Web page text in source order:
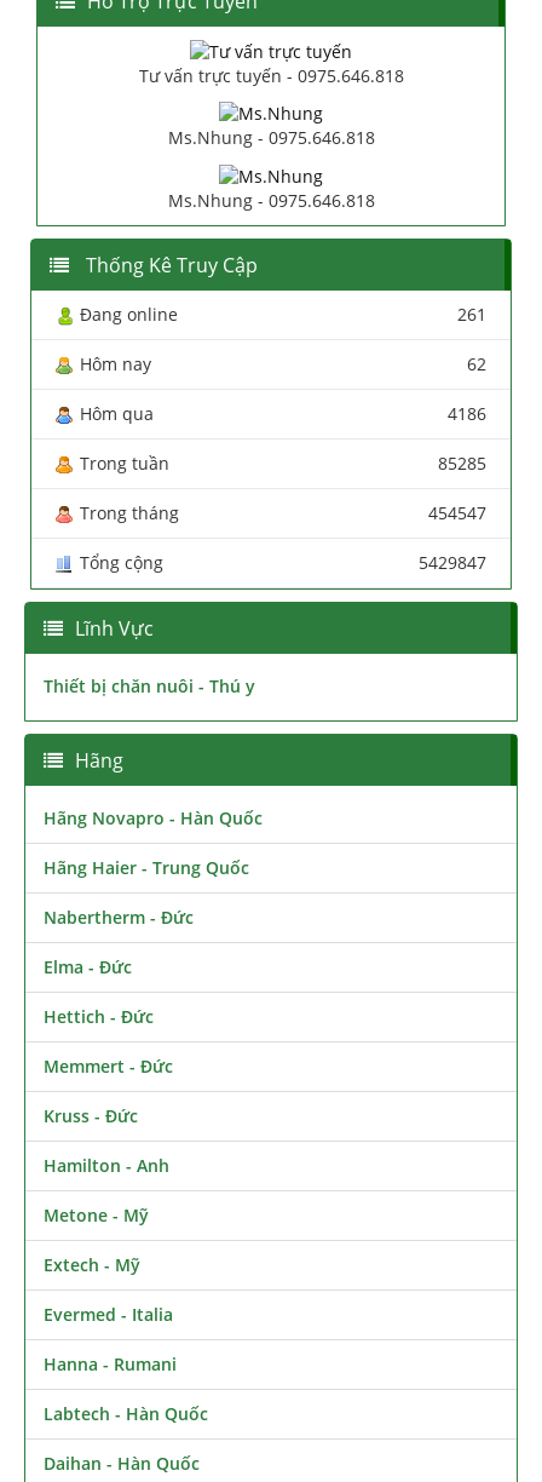
Tư vấn trực tuyến - 0975.646.818
Ms.Nhung - 0975.646.818
Ms.Nhung - 0975.646.818
Thống Kê Truy Cập
Đang online 261
Hôm nay 62
Hôm qua 4186
Trong tuần 85285
Trong tháng 454547
Tổng cộng 5429847
Lĩnh Vực
Thiết bị chăn nuôi - Thú y
Hãng
Hãng Novapro - Hàn Quốc
Hãng Haier - Trung Quốc
Nabertherm - Đức
Elma - Đức
Hettich - Đức
Memmert - Đức
Kruss - Đức
Hamilton - Anh
Metone - Mỹ
Extech - Mỹ
Evermed - Italia
Hanna - Rumani
Labtech - Hàn Quốc
Daihan - Hàn Quốc